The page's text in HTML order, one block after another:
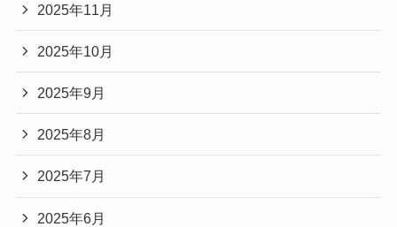
2025年11月
2025年10月
2025年9月
2025年8月
2025年7月
2025年6月